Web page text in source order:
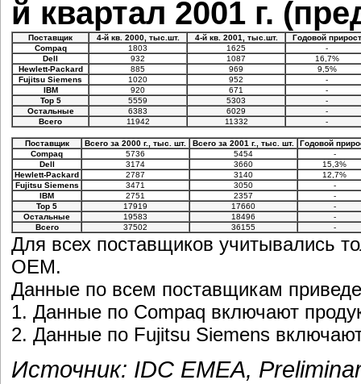
й квартал 2001 г.
Поставщик 4-й кв. 2000, тыс.шт. 4-й кв. 2001, тыс.шт.
Годовой прирост
Compaq
1803 1625
-
Dell
932 1087
16,7%
Hewlett-Packard
885 969
9,5%
Fujitsu Siemens
1020 952
-
IBM
920 671
-
Top 5
5559 5303
-
Остальные
6383 6029
-
Всего
11942 11332 -
Поставщик Всего за 2000 г., тыс. шт. Всего за 2001 г., тыс. шт.
Годовой
Compaq
5736 5454
-
Dell
3174 3660
15,3%
Hewlett-Packard
2787 3140
12,7%
Fujitsu Siemens
3471 3050
-
IBM
2751 2357
-
Top 5
17919 17660
-
Остальные
19583 18496
-
Всего
37502 36155 -
Для всех поставщиков учитывались
OEM.
Данные по всем поставщикам
1. Данные по Compaq включают
2. Данные по Fujitsu Siemens
Источник: IDC EMEA,